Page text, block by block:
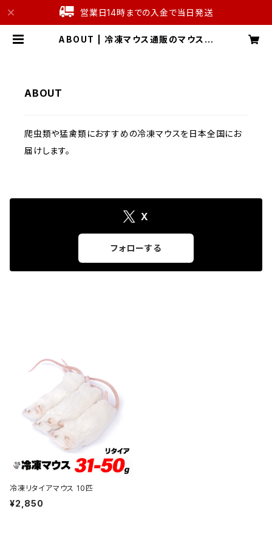
営業日14時までの入金で当日発送
ABOUT | 冷凍マウス通販のマウス本
ABOUT
爬虫類や猛禽類におすすめの冷凍マウスを日本全国にお
届けします。
X
フォローする
冷凍リタイアマウス 10匹
¥2,850